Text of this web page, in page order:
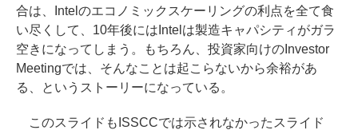
合は、Intelのエコノミックスケーリングの利点を全て食
い尽くして、10年後にはIntelは製造キャパシティがガラ
空きになってしまう。もちろん、投資家向けのInvestor
Meetingでは、そんなことは起こらないから余裕があ
る、というストーリーになっている。
このスライドもISSCCでは示されなかったスライド